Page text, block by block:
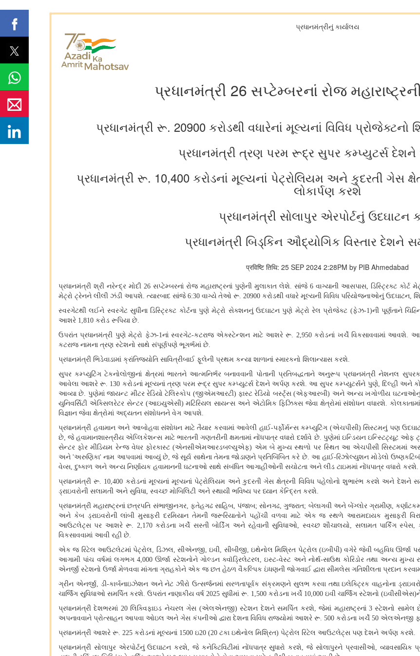
પ્રધાનમંત્રીનું કાર્યાલય
પ્રધાનમંત્રી 26 સપ્ટેમ્બરનાં રોજ
પ્રધાનમંત્રી રૂ. 20900 કરોડથી વધારેનાં મૂલ્યનાં વિવિધ
પ્રધાનમંત્રી ત્રણ પરમ રૂદ્ર સુપર કમ્પ્યુટર્સ
પ્રધાનમંત્રી રૂ. 10,400 કરોડનાં મૂલ્યનાં પેટ્રોલિયમ અને કુદરતી ગેસ
લોકાર્પણ કરશે
પ્રધાનમંત્રી સોલાપુર એરપોર્ટનું ઉદઘાટન
પ્રધાનમંત્રી બિડ્કિન ઔદ્યોગિક વિસ્તાર દેશને
प्रविष्टि तिथि: 25 SEP 2024 2:28PM by PIB Ahmedabad
પ્રધાનમંત્રી શ્રી નરેન્દ્ર મોદી 26 સપ્ટેમ્બરનાં રોજ મહારાષ્ટ્રનાં પુણેની મુલાકાત લેશે. સાંજે 6 વાગ્યાની આસપાસ, ડિસ્ટ્રિક્ટ કોર્ટ
મેટ્રો ટ્રેનને લીલી ઝંડી આપશે. ત્યારબાદ સાંજે 6:30 વાગ્યે તેઓ રૂ. 20900 કરોડથી વધારે મૂલ્યની વિવિધ પરિયોજનાઓનું ઉદઘાટન,
સ્વરગેટથી લઈને સ્વરગેટ સુધીના ડિસ્ટ્રિક્ટ કોર્ટના પુણે મેટ્રો સેક્શનનું ઉદઘાટન પુણે મેટ્રો રેલ પ્રોજેક્ટ (ફેઝ-1)ની પૂર્ણતાને
આશરે 1,810 કરોડ રૂપિયા છે.
ઉપરાંત પ્રધાનમંત્રી પુણે મેટ્રો ફેઝ-1નાં સ્વરગેટ-કટરાજ એક્સ્ટેન્શન માટે આશરે રૂ. 2,950કરોડનાં ખર્ચે વિકસાવવામાં આવશે.
કટરાજ નામના ત્રણ સ્ટેશનો સાથે સંપૂર્ણપણે ભૂગર્ભમાં છે.
પ્રધાનમંત્રી ભિડેવાડામાં ક્રાંતિજ્યોતિ સાવિત્રીબાઈ ફૂલેની પ્રથમ કન્યા શાળાનાં સ્મારકનો શિલાન્યાસ કરશે.
સુપર કમ્પ્યુટિંગ ટેકનોલોજીનાં ક્ષેત્રમાં ભારતને આત્મનિર્ભર બનાવવાની પોતાની પ્રતિબદ્ધતાને અનુરૂપ પ્રધાનમંત્રી નેશનલ
આવેલા આશરે રૂ. 130 કરોડનાં મૂલ્યનાં ત્રણ પરમ રૂદ્ર સુપર કમ્પ્યુટર્સ દેશને અર્પણ કરશે.આ સુપર કમ્પ્યુટર્સને પુણે, દિલ્હી અને
આવ્યા છે. પુણેમાં જાયન્ટ મીટર રેડિયો ટેલિસ્કોપ (જીએમઆરટી) ફાસ્ટ રેડિયો બર્સ્ટ્સ(એફઆરબી) અને અન્ય ખગોળીય ઘટનાઓનું
યુનિવર્સિટી એક્સિલરેટર સેન્ટર (આઇયુએસી)મટિરિયલ સાયન્સ અને એટોમિક ફિઝિક્સ જેવા ક્ષેત્રોમાં સંશોધન વધારશે.
વિજ્ઞાન જેવા ક્ષેત્રોમાં અદ્યતન સંશોધનને વેગ આપશે.
પ્રધાનમંત્રી હવામાન અને આબોહવા સંશોધન માટે તૈયાર કરવામાં આવેલી હાઈ-પર્ફોર્મન્સ કમ્પ્યુટિંગ (એચપીસી) સિસ્ટમનું પણ
છે,જે હવામાનશાસ્ત્રીય એપ્લિકેશન્સ માટે ભારતની ગણતરીની ક્ષમતામાં નોંધપાત્ર વધારો દર્શાવે છે. પુણેમાં ઇન્ડિયન ઇન્સ્ટિટ્યૂટ ઓફ
સેન્ટર ફોર મીડિયમ રેન્જ વેધર ફોરકાસ્ટ(એનસીએમઆરડબલ્યુએફ) એમ બે મુખ્ય સ્થળો પર સ્થિત આ એચપીસી સિસ્ટમમાં
અને'અરુણિકા'નામ આપવામાં આવ્યું છે,જે સૂર્ય સાથેના તેમના જોડાણને પ્રતિબિંબિત કરે છે. આ હાઈ-રિઝોલ્યુશન મોડેલો
વેવ્સ, દુષ્કાળ અને અન્ય નિર્ણાયક હવામાનની ઘટનાઓ સાથે સંબંધિત આગાહીઓની સચોટતા અને લીડ ટાઇમમાં નોંધપાત્ર વધારો કરશે.
પ્રધાનમંત્રી રૂ. 10,400 કરોડનાં મૂલ્યનાં મૂલ્યનાં પેટ્રોલિયમ અને કુદરતી ગેસ ક્ષેત્રની વિવિધ પહેલોનો શુભારંભ કરશે અને દેશને
ડ્રાઇવરોની સલામતી અને સુવિધા, સ્વચ્છ મોબિલિટી અને સ્થાયી ભવિષ્ય પર ધ્યાન કેન્દ્રિત કરશે.
પ્રધાનમંત્રી મહારાષ્ટ્રનાં છત્રપતિ સંભાજીનગર, ફતેહગઢ સાહિબ, પંજાબ;સોનગઢ,ગુજરાત; બેલાગવી અને બેંગ્લોર ગ્રામીણ,
અને કેબ ડ્રાઇવરોની લાંબી મુસાફરી દરમિયાન તેમની જરૂરિયાતોને પહોંચી વળવા માટે એક જ સ્થળે આરામદાયક મુસાફરી
આઉટલેટ્સ પર આશરે રૂ. 2,170કરોડના ખર્ચે સસ્તી બોર્ડિંગ અને રહેવાની સુવિધાઓ, સ્વચ્છ શૌચાલયો, સલામત પાર્કિંગ સ્પેસ,
વિકસાવવામાં આવી રહી છે.
એક જ રિટેલ આઉટલેટમાં પેટ્રોલ, ડિઝલ,સીએનજી,ઇવી, સીબીજી,ઇથેનોલ મિશ્રિત પેટ્રોલ(ઇબીપી)વગેરે જેવી બહુવિધ ઊર્જા
આગામી પાંચ વર્ષમાં લગભગ 4,000ઊર્જા સ્ટેશનોને ગોલ્ડન ક્વૉડ્રિલેટરલ,ઇસ્ટ-વેસ્ટ અને નોર્થ-સાઉથ કોરિડોર તથા અન્ય મુખ્ય
એનર્જી સ્ટેશનો ઉર્જા મેળવવા માંગતા ગ્રાહકોને એક જ છત હેઠળ વૈકલ્પિક ઇંધણની જોગવાઈ દ્વારા સીમલેસ ગતિશીલતા પ્રદાન
ગ્રીન એનર્જી, ડી-કાર્બનાઇઝેશન અને નેટ ઝીરો ઉત્સર્જનમાં સરળતાપૂર્વક સંક્રમણને સુલભ કરવા તથા ઇલેક્ટ્રિક વાહનોના
ચાર્જિંગ સુવિધાઓ સમર્પિત કરશે. ઉપરાંત નાણાકીય વર્ષ 2025 સુધીમાં રૂ. 1,500 કરોડના ખર્ચે 10,000 ઇવી ચાર્જિંગ સ્ટેશનો (ઇવીસીએસ)
પ્રધાનમંત્રી દેશભરમાં 20 લિક્વિફાઇડ નેચરલ ગેસ (એલએનજી)સ્ટેશન દેશને સમર્પિત કરશે,જેમાં મહારાષ્ટ્રનાં 3સ્ટેશનો સામેલ
અપનાવવાને પ્રોત્સાહન આપવા ઓઇલ અને ગેસ કંપનીઓ દ્વારા દેશના વિવિધ રાજ્યોમાં આશરે રૂ. 500 કરોડના ખર્ચે 50 એલએનજી
પ્રધાનમંત્રી આશરે રૂ. 225 કરોડનાં મૂલ્યનાં 1500 ઇ20 (20 ટકા ઇથેનોલ મિશ્રિત) પેટ્રોલ રિટેલ આઉટલેટ્સ પણ દેશને અર્પણ કરશે.
પ્રધાનમંત્રી સોલાપુર એરપોર્ટનું ઉદઘાટન કરશે,જે કનેક્ટિવિટીમાં નોંધપાત્ર સુધારો કરશે,જે સોલાપુરને પ્રવાસીઓ, વ્યાવસાયિક